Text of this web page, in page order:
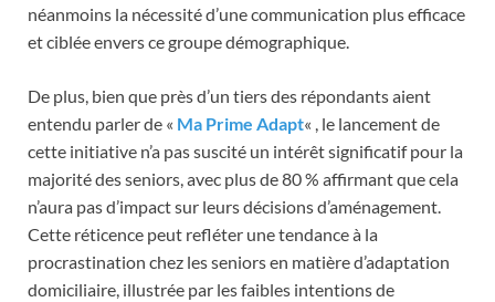
néanmoins la nécessité d’une communication plus efficace
et ciblée envers ce groupe démographique.
De plus, bien que près d’un tiers des répondants aient
entendu parler de « Ma Prime Adapt« , le lancement de
cette initiative n’a pas suscité un intérêt significatif pour la
majorité des seniors, avec plus de 80 % affirmant que cela
n’aura pas d’impact sur leurs décisions d’aménagement.
Cette réticence peut refléter une tendance à la
procrastination chez les seniors en matière d’adaptation
domiciliaire, illustrée par les faibles intentions de